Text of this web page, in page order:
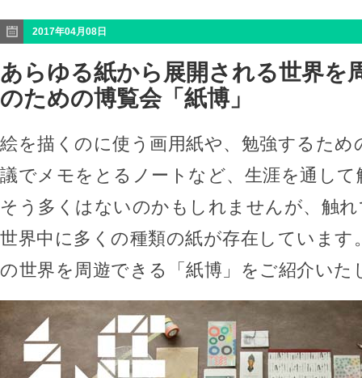
2017年04月08日
あらゆる紙から展開される世界を
のための博覧会「紙博」
絵を描くのに使う画用紙や、勉強するため
議でメモをとるノートなど、生涯を通し
そう多くはないのかもしれませんが、触
世界中に多くの種類の紙が存在しています
の世界を周遊できる「紙博」をご紹介いた